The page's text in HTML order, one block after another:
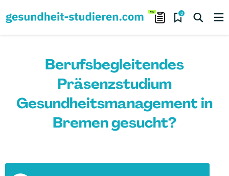
0
Berufsbegleitendes
Präsenzstudium
Gesundheitsmanagement in
Bremen gesucht?